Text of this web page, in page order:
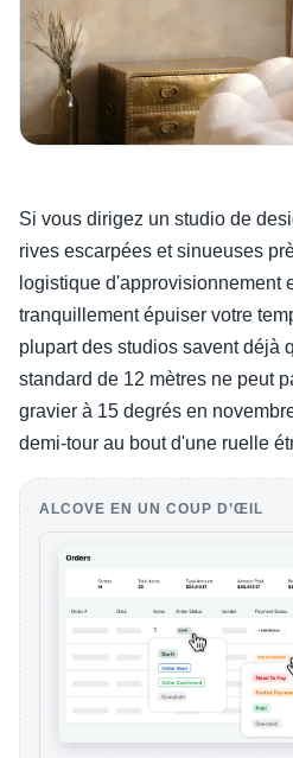
Si vous dirigez un studio de
rives escarpées et sinueuses
logistique d'approvisionnement
tranquillement épuiser votre
plupart des studios savent déjà
standard de 12 mètres ne peut
gravier à 15 degrés en
demi-tour au bout d'une ruelle
ALCOVE EN UN COUP D’ŒIL